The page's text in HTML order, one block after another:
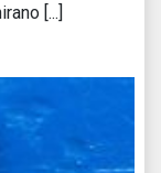
[...]